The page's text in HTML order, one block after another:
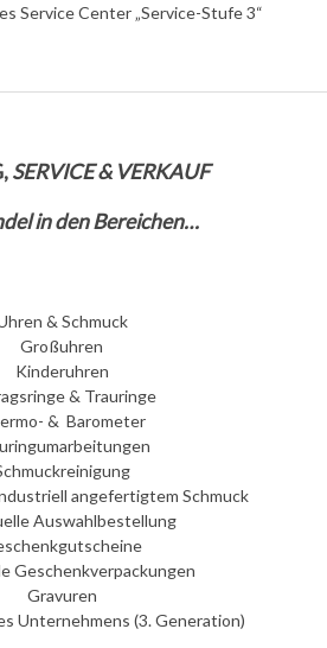
Service Center „Service-Stufe 3“
SERVICE & VERKAUF
in den Bereichen…
& Schmuck
Großuhren
Kinderuhren
& Trauringe
& Barometer
angefertigtem Schmuck
Auswahlbestellung
Geschenkverpackungen
Gravuren
Unternehmens (3. Generation)